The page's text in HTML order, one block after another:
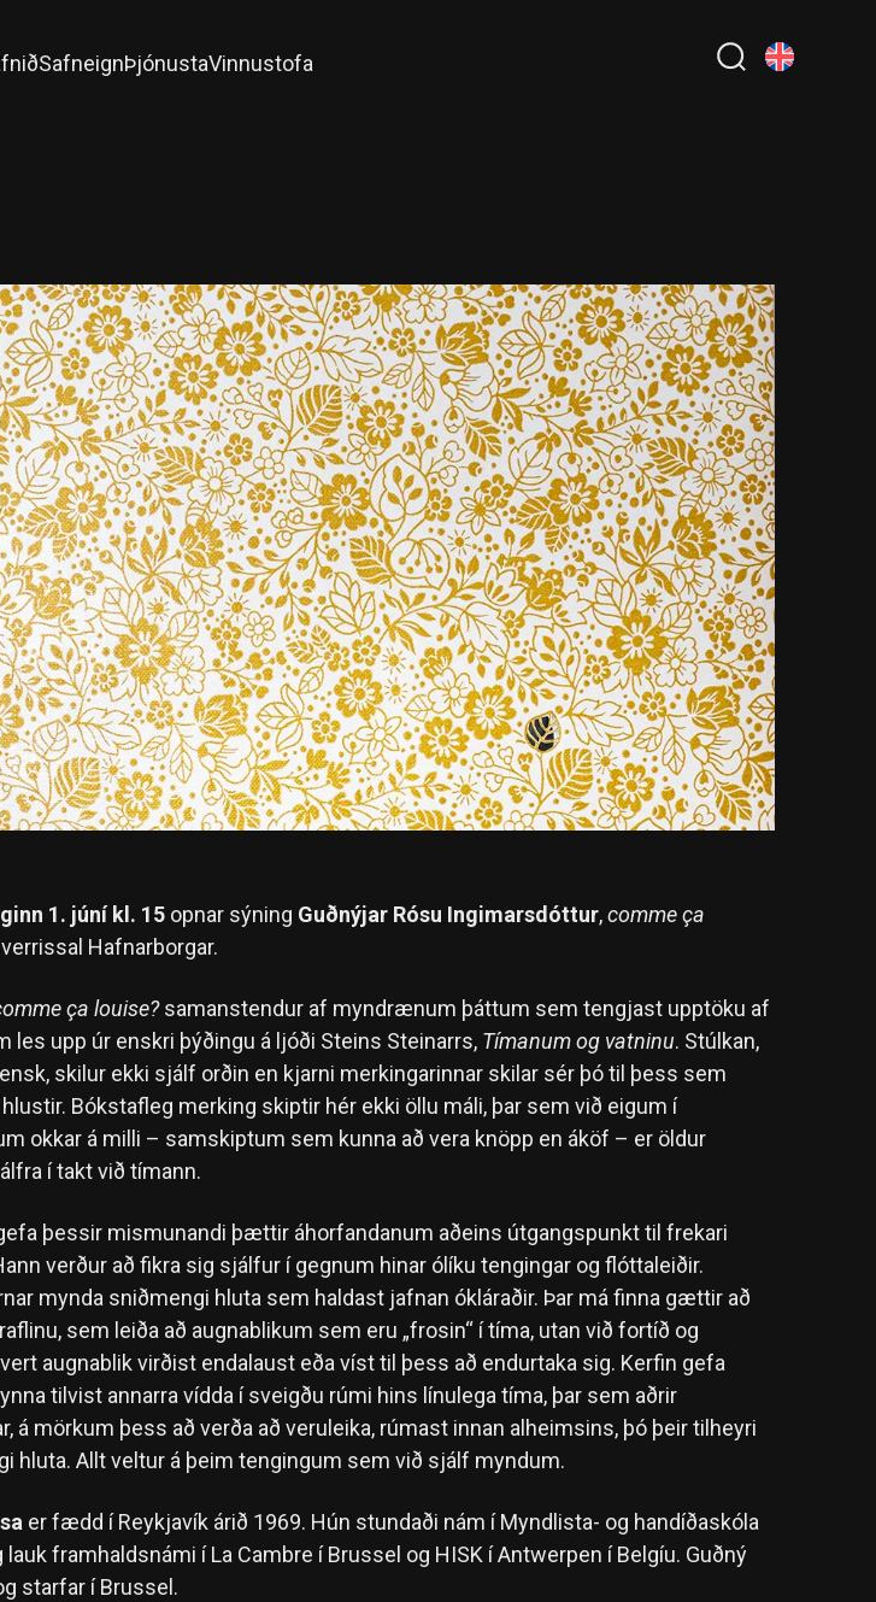
SafneignÞjónustaVinnustofa
1. júní kl. 15opnar sýning Guðnýjar Rósu Ingimarsdóttur,comme ça
Hafnarborgar.
ça louise?samanstendur af myndrænum þáttum sem tengjast upptöku af
les upp úr enskri þýðingu á ljóði Steins Steinarrs, Tímanum og vatninu. Stúlkan,
skilur ekki sjálf orðin en kjarni merkingarinnar skilar sér þó til þess sem
hlustir. Bókstafleg merking skiptir hér ekki öllu máli, þar sem við eigum í
okkar á milli – samskiptum sem kunna að vera knöpp en áköf – er öldur
í takt við tímann.
þessir mismunandi þættir áhorfandanum aðeins útgangspunkt til frekari
verður að fikra sig sjálfur í gegnum hinar ólíku tengingar og flóttaleiðir.
mynda sniðmengi hluta sem haldast jafnan ókláraðir. Þar má finna gættir að
sem leiða að augnablikum sem eru „frosin“ í tíma, utan við fortíð og
augnablik virðist endalaust eða víst til þess að endurtaka sig. Kerfin gefa
tilvist annarra vídda í sveigðu rúmi hins línulega tíma, þar sem aðrir
á mörkum þess að verða að veruleika, rúmast innan alheimsins, þó þeir tilheyri
hluta. Allt veltur á þeim tengingum sem við sjálf myndum.
er fædd í Reykjavík árið 1969. Hún stundaði nám í Myndlista- og handíðaskóla
lauk framhaldsnámi í La Cambre í Brussel og HISK í Antwerpen í Belgíu. Guðný
starfar í Brussel.